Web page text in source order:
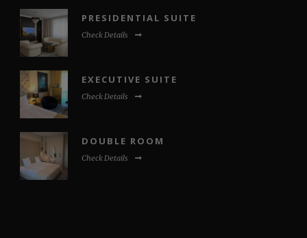
PRESIDENTIAL SUITE
Check Details
EXECUTIVE SUITE
Check Details
DOUBLE ROOM
Check Details